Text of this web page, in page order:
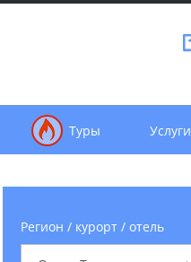
Туры Услуги
Регион / курорт / отель